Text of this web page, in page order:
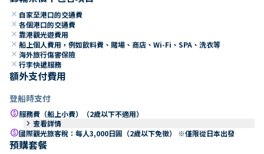
close 自家至港口的交通費
close 各個港口的交通費
close 靠港觀光遊費用
close 船上個人費用，例如飲料費、賭場、商店、Wi-Fi、SPA、洗衣等
close 海外旅行傷害保險
close 行李快遞服務
額外支付費用
登船時支付
paid服務費（船上小費）（2歲以下不適用）
keyboard_arrow_right 查看詳情
paid國際觀光旅客稅：每人3,000日圓（2歲以下免徵） ※僅限從日本出發
預購套餐